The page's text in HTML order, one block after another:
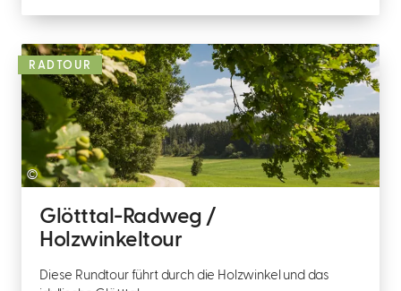
RADTOUR
©
Glötttal-Radweg /
Holzwinkeltour
Diese Rundtour führt durch die Holzwinkel und das